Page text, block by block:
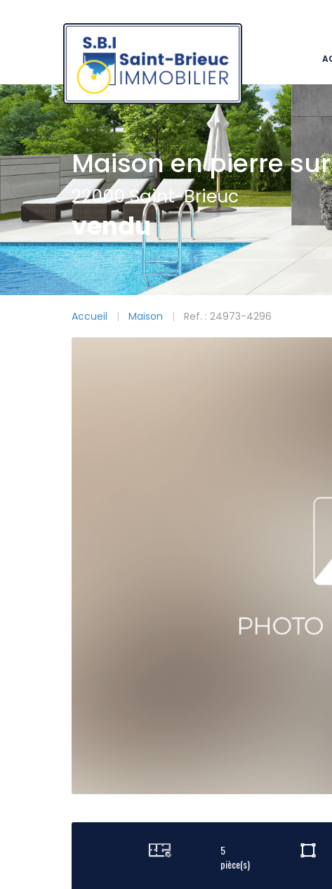
Maison en pierre
22000 Saint-Brieuc
vendu
Accueil Maison Ref. : 24973-4296
5
pièce(s)